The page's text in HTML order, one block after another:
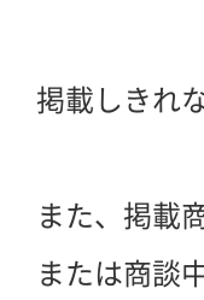
掲載しきれ
また、掲載
または商談